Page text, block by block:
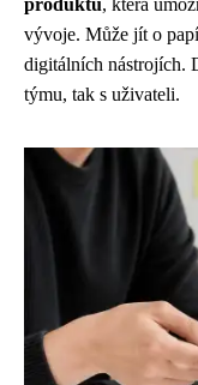
produktu, která
vývoje. Může jít o
digitálních nástrojích.
týmu, tak s uživateli.